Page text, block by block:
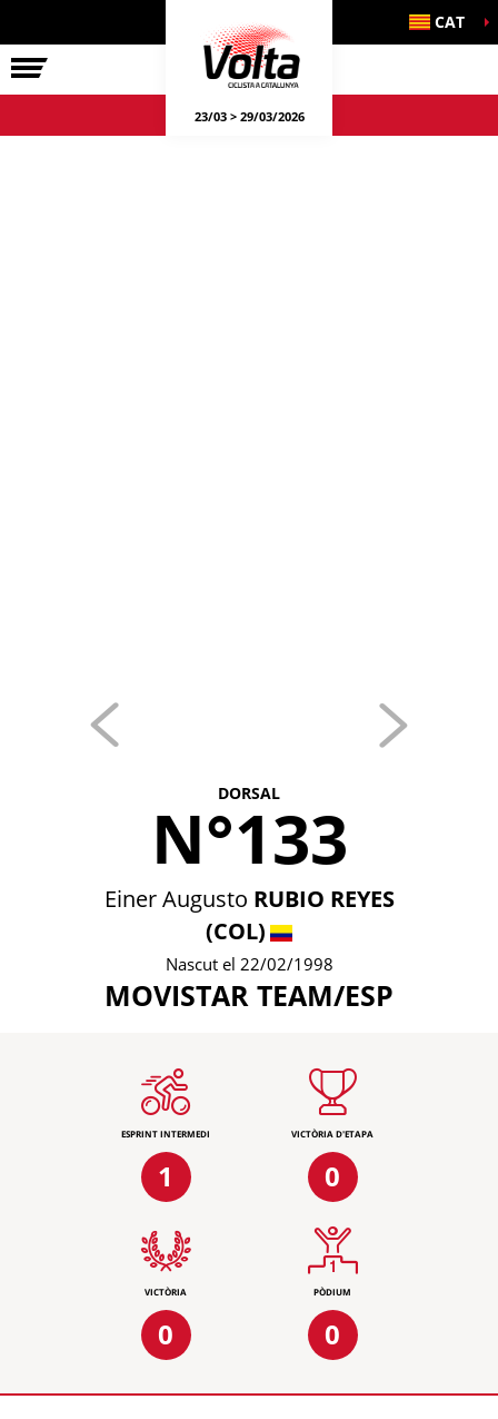
VOLTA CAT
23/03 > 29/03/2026
DORSAL
N°133
Einer Augusto RUBIO REYES
(COL)
Nascut el 22/02/1998
MOVISTAR TEAM/ESP
ESPRINT INTERMEDI
1
VICTÒRIA D'ETAPA
0
VICTÒRIA
0
PÒDIUM
0